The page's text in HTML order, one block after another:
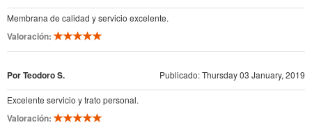
Membrana de calidad y servicio excelente.
Valoración:
Por Teodoro S. Publicado: Thursday 03 January, 2019
Excelente servicio y trato personal.
Valoración: